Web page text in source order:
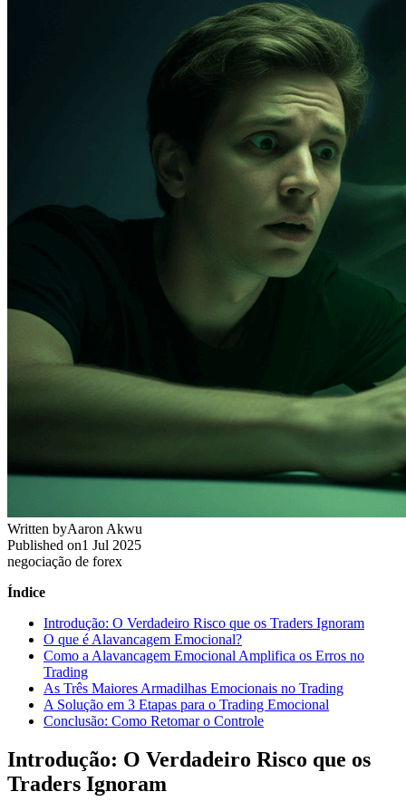
Written byAaron Akwu
Published on1 Jul 2025
negociação de forex
Índice
Introdução: O Verdadeiro Risco que os Traders Ignoram
O que é Alavancagem Emocional?
Como a Alavancagem Emocional Amplifica os Erros no
Trading
As Três Maiores Armadilhas Emocionais no Trading
A Solução em 3 Etapas para o Trading Emocional
Conclusão: Como Retomar o Controle
Introdução: O Verdadeiro Risco que os
Traders Ignoram